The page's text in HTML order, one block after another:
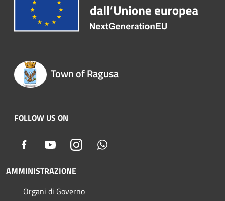
Town of Ragusa
FOLLOW US ON
Facebook YoutubeInstagram
AMMINISTRAZIONE
Organi di Governo